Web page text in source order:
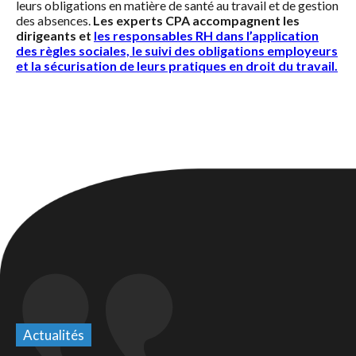
leurs obligations en matière de santé au travail et de gestion
des absences. Les experts CPA accompagnent les
dirigeants et les responsables RH dans l’application
des règles sociales, le suivi des obligations employeurs
et la sécurisation de leurs pratiques en droit du travail.
Actualités